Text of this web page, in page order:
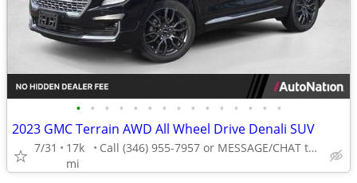
• • • • • • • • • • • • • • •
2023 GMC Terrain AWD All Wheel Drive Denali SUV
7/31
17k
mi
Call (346) 955-7957 or MESSAGE/CHAT to confirm availability